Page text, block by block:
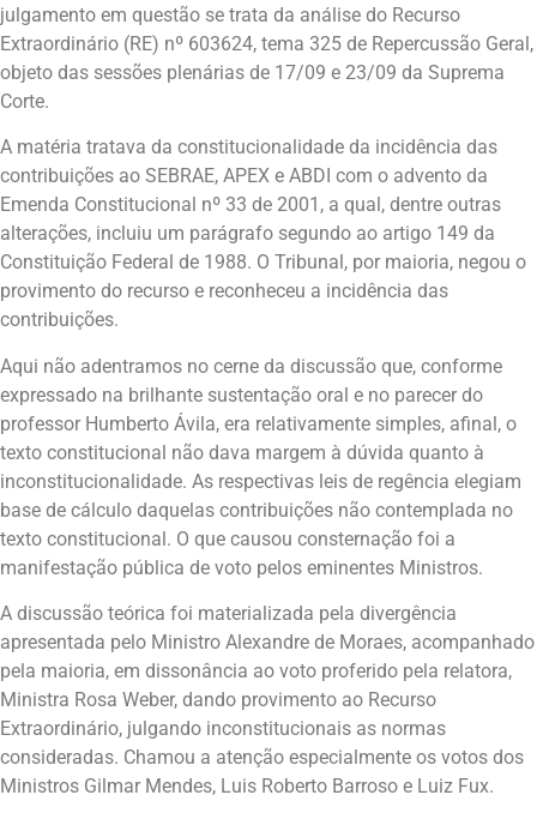
julgamento em questão se trata da análise do Recurso
Extraordinário (RE) nº 603624, tema 325 de Repercussão Geral,
objeto das sessões plenárias de 17/09 e 23/09 da Suprema
Corte.
A matéria tratava da constitucionalidade da incidência das
contribuições ao SEBRAE, APEX e ABDI com o advento da
Emenda Constitucional nº 33 de 2001, a qual, dentre outras
alterações, incluiu um parágrafo segundo ao artigo 149 da
Constituição Federal de 1988. O Tribunal, por maioria, negou o
provimento do recurso e reconheceu a incidência das
contribuições.
Aqui não adentramos no cerne da discussão que, conforme
expressado na brilhante sustentação oral e no parecer do
professor Humberto Ávila, era relativamente simples, afinal, o
texto constitucional não dava margem à dúvida quanto à
inconstitucionalidade. As respectivas leis de regência elegiam
base de cálculo daquelas contribuições não contemplada no
texto constitucional. O que causou consternação foi a
manifestação pública de voto pelos eminentes Ministros.
A discussão teórica foi materializada pela divergência
apresentada pelo Ministro Alexandre de Moraes, acompanhado
pela maioria, em dissonância ao voto proferido pela relatora,
Ministra Rosa Weber, dando provimento ao Recurso
Extraordinário, julgando inconstitucionais as normas
consideradas. Chamou a atenção especialmente os votos dos
Ministros Gilmar Mendes, Luis Roberto Barroso e Luiz Fux.